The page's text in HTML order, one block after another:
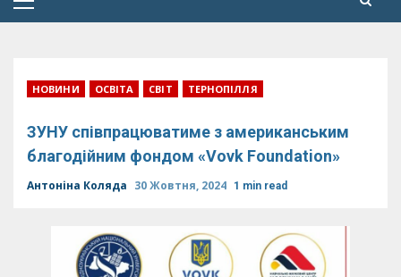
Primary
НОВИНИ ОСВІТА СВІТ ТЕРНОПІЛЛЯ
ЗУНУ співпрацюватиме з американським
благодійним фондом «Vovk Foundation»
Антоніна Коляда 30 Жовтня, 2024 1 min read